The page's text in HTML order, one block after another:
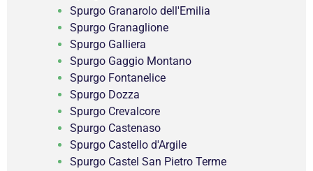
Spurgo Granarolo dell'Emilia
Spurgo Granaglione
Spurgo Galliera
Spurgo Gaggio Montano
Spurgo Fontanelice
Spurgo Dozza
Spurgo Crevalcore
Spurgo Castenaso
Spurgo Castello d'Argile
Spurgo Castel San Pietro Terme